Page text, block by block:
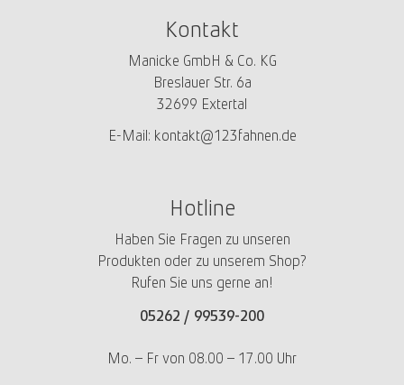
Kontakt
Manicke GmbH & Co. KG
Breslauer Str. 6a
32699 Extertal
E-Mail: kontakt@123fahnen.de
Hotline
Haben Sie Fragen zu unseren
Produkten oder zu unserem Shop?
Rufen Sie uns gerne an!
05262 / 99539-200
Mo. – Fr von 08.00 – 17.00 Uhr